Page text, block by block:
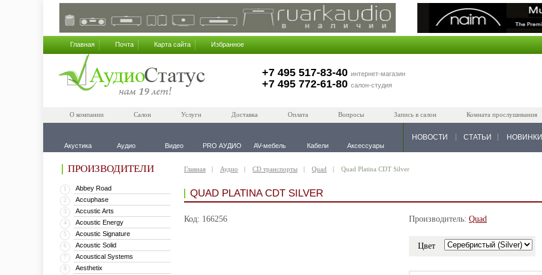
Главная Почта Карта сайта Избранное
+7 495 517-83-40 интернет-магазин
+7 495 772-61-80 салон-студия
О компании Салон Услуги Доставка Оплата Вопросы Запись в салон Комната прослушивания
Акустика Аудио Видео PRO АУДИО AV-мебель Кабели Аксессуары
НОВОСТИ СТАТЬИ НОВИНКИ
ПРОИЗВОДИТЕЛИ
1 Abbey Road
2 Accuphase
3 Accustic Arts
4 Acoustic Energy
5 Acoustic Signature
6 Acoustic Solid
7 Acoustical Systems
8 Aesthetix
Главная Аудио CD транспорты Quad Quad Platina CDT Silver
QUAD PLATINA CDT SILVER
Код: 166256 Производитель: Quad
Цвет